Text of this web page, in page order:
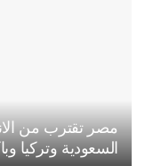
مصر تقترب من
السعودية وتركيا